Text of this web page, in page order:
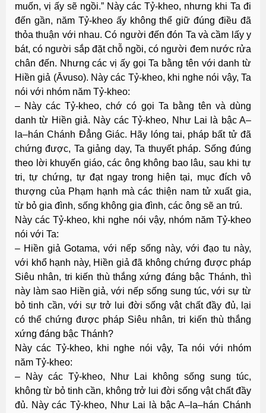
muốn, vị ấy sẽ ngồi.” Này các Tỷ-kheo, nhưng khi Ta đi
đến gần, năm Tỷ-kheo ấy không thể giữ đúng điều đã
thỏa thuận với nhau. Có người đến đón Ta và cầm lấy y
bát, có người sắp đặt chỗ ngồi, có người đem nước rửa
chân đến. Nhưng các vị ấy gọi Ta bằng tên với danh từ
Hiền giả (Āvuso). Này các Tỷ-kheo, khi nghe nói vậy, Ta
nói với nhóm năm Tỷ-kheo:
– Này các Tỷ-kheo, chớ có gọi Ta bằng tên và dùng
danh từ Hiền giả. Này các Tỷ-kheo, Như Lai là bậc A–
la–hán Chánh Ðẳng Giác. Hãy lóng tai, pháp bất tử đã
chứng được, Ta giảng dạy, Ta thuyết pháp. Sống đúng
theo lời khuyến giáo, các ông không bao lâu, sau khi tự
tri, tự chứng, tự đạt ngay trong hiện tại, mục đích vô
thượng của Phạm hạnh mà các thiện nam tử xuất gia,
từ bỏ gia đình, sống không gia đình, các ông sẽ an trú.
Này các Tỷ-kheo, khi nghe nói vậy, nhóm năm Tỷ-kheo
nói với Ta:
– Hiền giả Gotama, với nếp sống này, với đạo tu này,
với khổ hạnh này, Hiền giả đã không chứng được pháp
Siêu nhân, tri kiến thù thắng xứng đáng bậc Thánh, thì
này làm sao Hiền giả, với nếp sống sung túc, với sự từ
bỏ tinh cần, với sự trở lui đời sống vật chất đầy đủ, lại
có thể chứng được pháp Siêu nhân, tri kiến thù thắng
xứng đáng bậc Thánh?
Này các Tỷ-kheo, khi nghe nói vậy, Ta nói với nhóm
năm Tỷ-kheo:
– Này các Tỷ-kheo, Như Lai không sống sung túc,
không từ bỏ tinh cần, không trở lui đời sống vật chất đầy
đủ. Này các Tỷ-kheo, Như Lai là bậc A–la–hán Chánh